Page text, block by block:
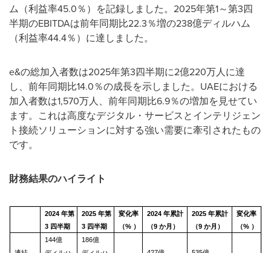
ム（利益率45.0％）を記録しました。2025年第1～第3四
半期のEBITDAは前年同期比22.3％増の238億ディルハム
（利益率44.4％）に達しました。
e&の総加入者数は2025年第3四半期に2億220万人に達
し、前年同期比14.0％の成長を示しました。UAEにおける
加入者数は1,570万人、前年同期比6.9％の増加を見せてい
ます。これは高度なデジタル・サービスとインテリジェン
ト接続ソリューションに対する強い需要に牽引されたもの
です。
財務結果のハイライト
2024 年第
3 四半期
2025 年第
3 四半期
変化率
（% ）
2024 年累計
（9 か月）
2025 年累計
（9 か月）
変化率
（% ）
144億
186億